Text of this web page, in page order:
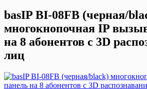
basIP BI-08FB (черная/
многокнопочная IP
на 8 абонентов с 3D
лиц